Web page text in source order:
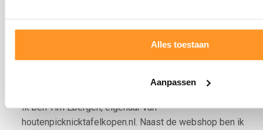
Alles toestaan
Aanpassen
Ik ben Tim Ebergen, eigenaar van
houtenpicknicktafelkopen.nl. Naast de webshop ben ik